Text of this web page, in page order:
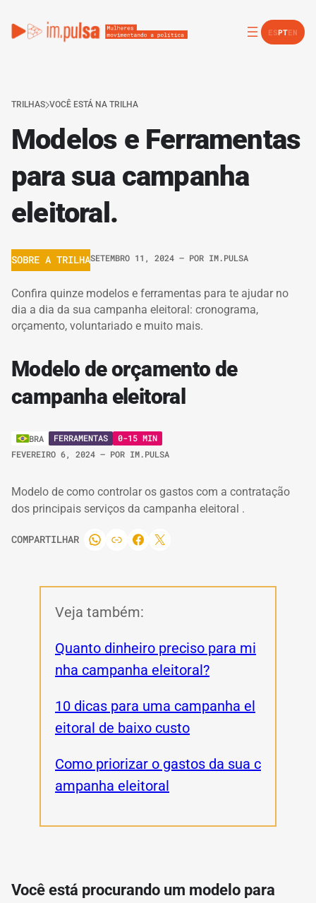
ESPTEN
TRILHAS VOCÊ ESTÁ NA TRILHA
Modelos e Ferramentas
para sua campanha
eleitoral.
SOBRE A TRILHASETEMBRO 11, 2024 – POR IM.PULSA
Confira quinze modelos e ferramentas para te ajudar no
dia a dia da sua campanha eleitoral: cronograma,
orçamento, voluntariado e muito mais.
Modelo de orçamento de
campanha eleitoral
BRA FERRAMENTAS
0-15 MIN
FEVEREIRO 6, 2024 – POR IM.PULSA
Modelo de como controlar os gastos com a contratação
dos principais serviços da campanha eleitoral .
COMPARTILHAR
Veja também:
Quanto dinheiro preciso para mi
nha campanha eleitoral?
10 dicas para uma campanha el
eitoral de baixo custo
Como priorizar o gastos da sua c
ampanha eleitoral
Você está procurando um modelo para